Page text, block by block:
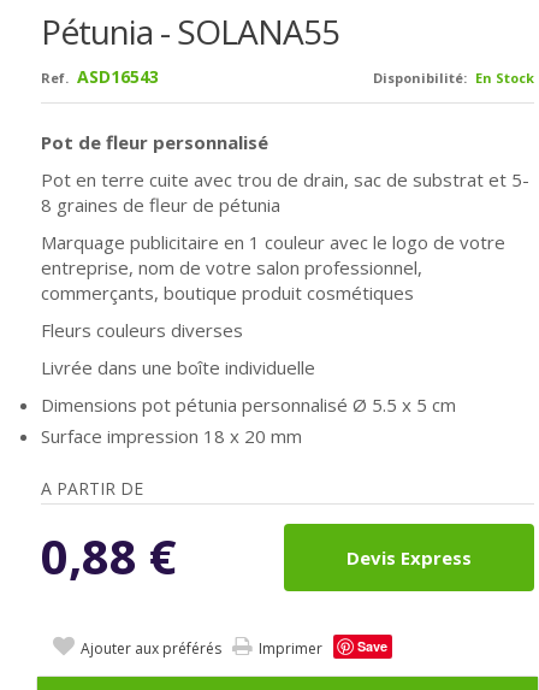
Pétunia - SOLANA55
Disponibilité: En Stock
Ref. ASD16543
Pot de fleur personnalisé
Pot en terre cuite avec trou de drain, sac de substrat et 5-
8 graines de fleur de pétunia
Marquage publicitaire en 1 couleur avec le logo de votre
entreprise, nom de votre salon professionnel,
commerçants, boutique produit cosmétiques
Fleurs couleurs diverses
Livrée dans une boîte individuelle
Dimensions pot pétunia personnalisé Ø 5.5 x 5 cm
Surface impression 18 x 20 mm
A PARTIR DE
0,88 € Devis Express
Ajouter aux préférés Imprimer Save